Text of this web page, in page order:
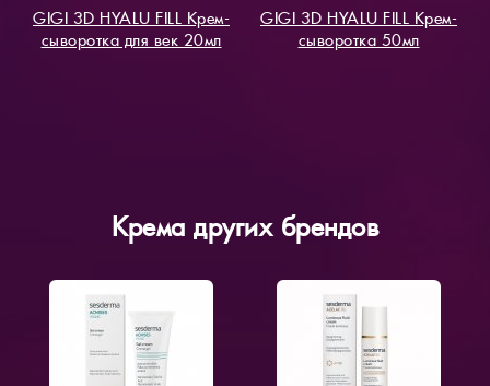
GIGI 3D HYALU FILL Крем-
сыворотка для век 20мл
GIGI 3D HYALU FILL Крем-
сыворотка 50мл
Крема других брендов